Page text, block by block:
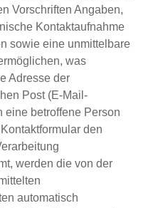
Vorschriften Angaben,
Kontaktaufnahme
sowie eine unmittelbare
was
Adresse der
Post (E-Mail-
eine betroffene Person
den
werden die von der
automatisch